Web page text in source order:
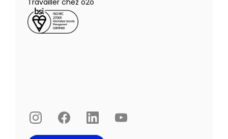
Travailler chez o2o